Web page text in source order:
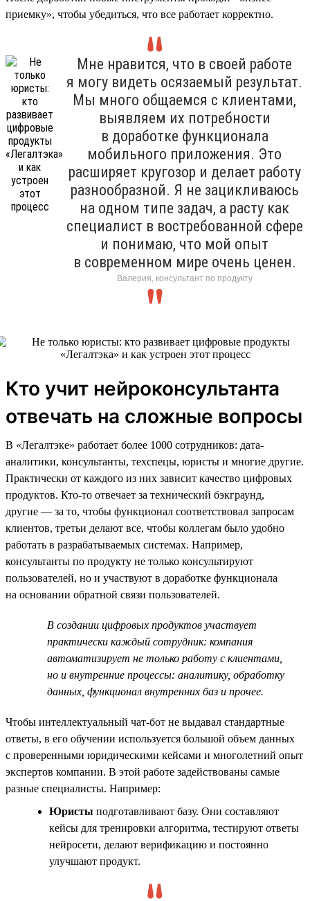
приемку», чтобы убедиться, что все работает корректно.
Мне нравится, что в своей работе
я могу видеть осязаемый результат.
Мы много общаемся с клиентами,
выявляем их потребности
в доработке функционала
мобильного приложения. Это
расширяет кругозор и делает работу
разнообразной. Я не зацикливаюсь
на одном типе задач, а расту как
специалист в востребованной сфере
и понимаю, что мой опыт
в современном мире очень ценен.
Валерия, консультант по продукту
Кто учит нейроконсультанта
отвечать на сложные вопросы
В «Легалтэке» работает более 1000 сотрудников: дата-
аналитики, консультанты, техспецы, юристы и многие другие.
Практически от каждого из них зависит качество цифровых
продуктов. Кто-то отвечает за технический бэкграунд,
другие — за то, чтобы функционал соответствовал запросам
клиентов, третьи делают все, чтобы коллегам было удобно
работать в разрабатываемых системах. Например,
консультанты по продукту не только консультируют
пользователей, но и участвуют в доработке функционала
на основании обратной связи пользователей.
В создании цифровых продуктов участвует
практически каждый сотрудник: компания
автоматизирует не только работу с клиентами,
но и внутренние процессы: аналитику, обработку
данных, функционал внутренних баз и прочее.
Чтобы интеллектуальный чат-бот не выдавал стандартные
ответы, в его обучении используется большой объем данных
с проверенными юридическими кейсами и многолетний опыт
экспертов компании. В этой работе задействованы самые
разные специалисты. Например:
Юристы подготавливают базу. Они составляют
кейсы для тренировки алгоритма, тестируют ответы
нейросети, делают верификацию и постоянно
улучшают продукт.